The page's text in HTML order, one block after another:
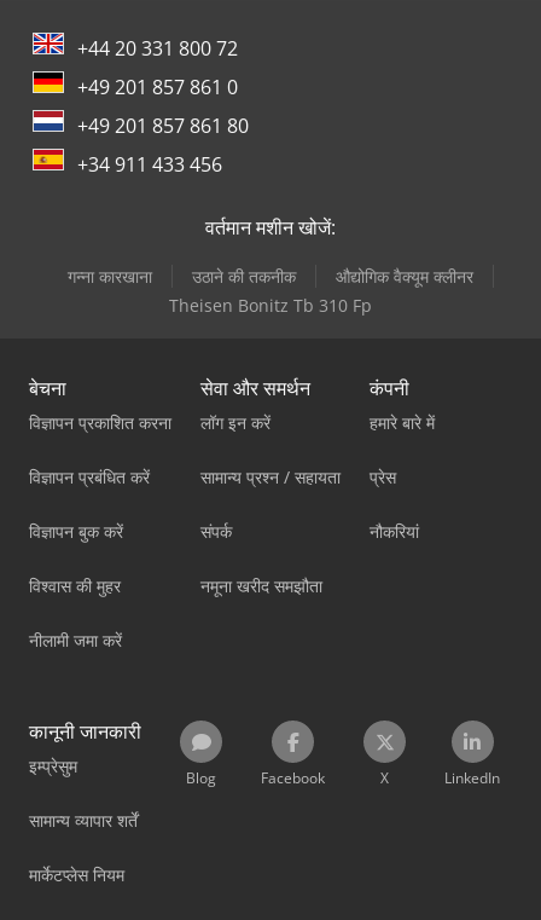
+44 20 331 800 72
+49 201 857 861 0
+49 201 857 861 80
+34 911 433 456
वर्तमान मशीन खोजें:
गन्ना कारखाना उठाने की तकनीक
औद्योगिक वैक्यूम क्लीनर
Theisen Bonitz Tb 310 Fp
बेचना
विज्ञापन प्रकाशित करना
विज्ञापन प्रबंधित करें
विज्ञापन बुक करें
विश्वास की मुहर
नीलामी जमा करें
सेवा और समर्थन
लॉग इन करें
सामान्य प्रश्न / सहायता
संपर्क
नमूना खरीद समझौता
कंपनी
हमारे बारे में
प्रेस
नौकरियां
कानूनी जानकारी
इम्प्रेसुम
सामान्य व्यापार शर्तें
मार्केटप्लेस नियम
Blog Facebook X LinkedIn